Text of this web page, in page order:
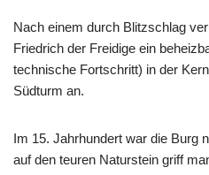
Nach einem durch Blitzschlag
Friedrich der Freidige ein
technische Fortschritt) in der
Südturm an.
Im 15. Jahrhundert war die Burg
auf den teuren Naturstein griff